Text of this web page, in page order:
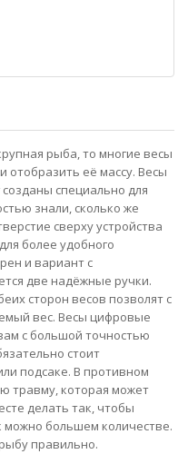
рыба, то многие весы
отобразить её массу. Весы
специально для
знали, сколько же
сверху устройства
более удобного
и вариант с
две надёжные ручки.
сторон весов позволят с
вес. Весы цифровые
с большой точностью
стоит
подсаке. В противном
травму, которая может
делать так, чтобы
можно большем количестве.
правильно.